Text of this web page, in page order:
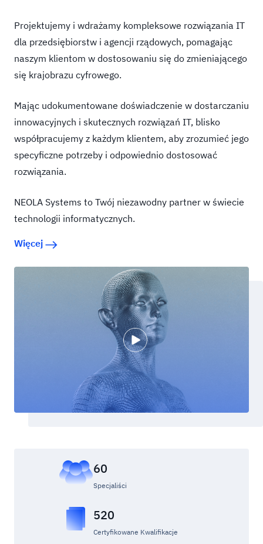
Projektujemy i wdrażamy kompleksowe rozwiązania IT
dla przedsiębiorstw i agencji rządowych, pomagając
naszym klientom w dostosowaniu się do zmieniającego
się krajobrazu cyfrowego.
Mając udokumentowane doświadczenie w dostarczaniu
innowacyjnych i skutecznych rozwiązań IT, blisko
współpracujemy z każdym klientem, aby zrozumieć jego
specyficzne potrzeby i odpowiednio dostosować
rozwiązania.
NEOLA Systems to Twój niezawodny partner w świecie
technologii informatycznych.
Więcej
60
Specjaliści
520
Certyfikowane Kwalifikacje